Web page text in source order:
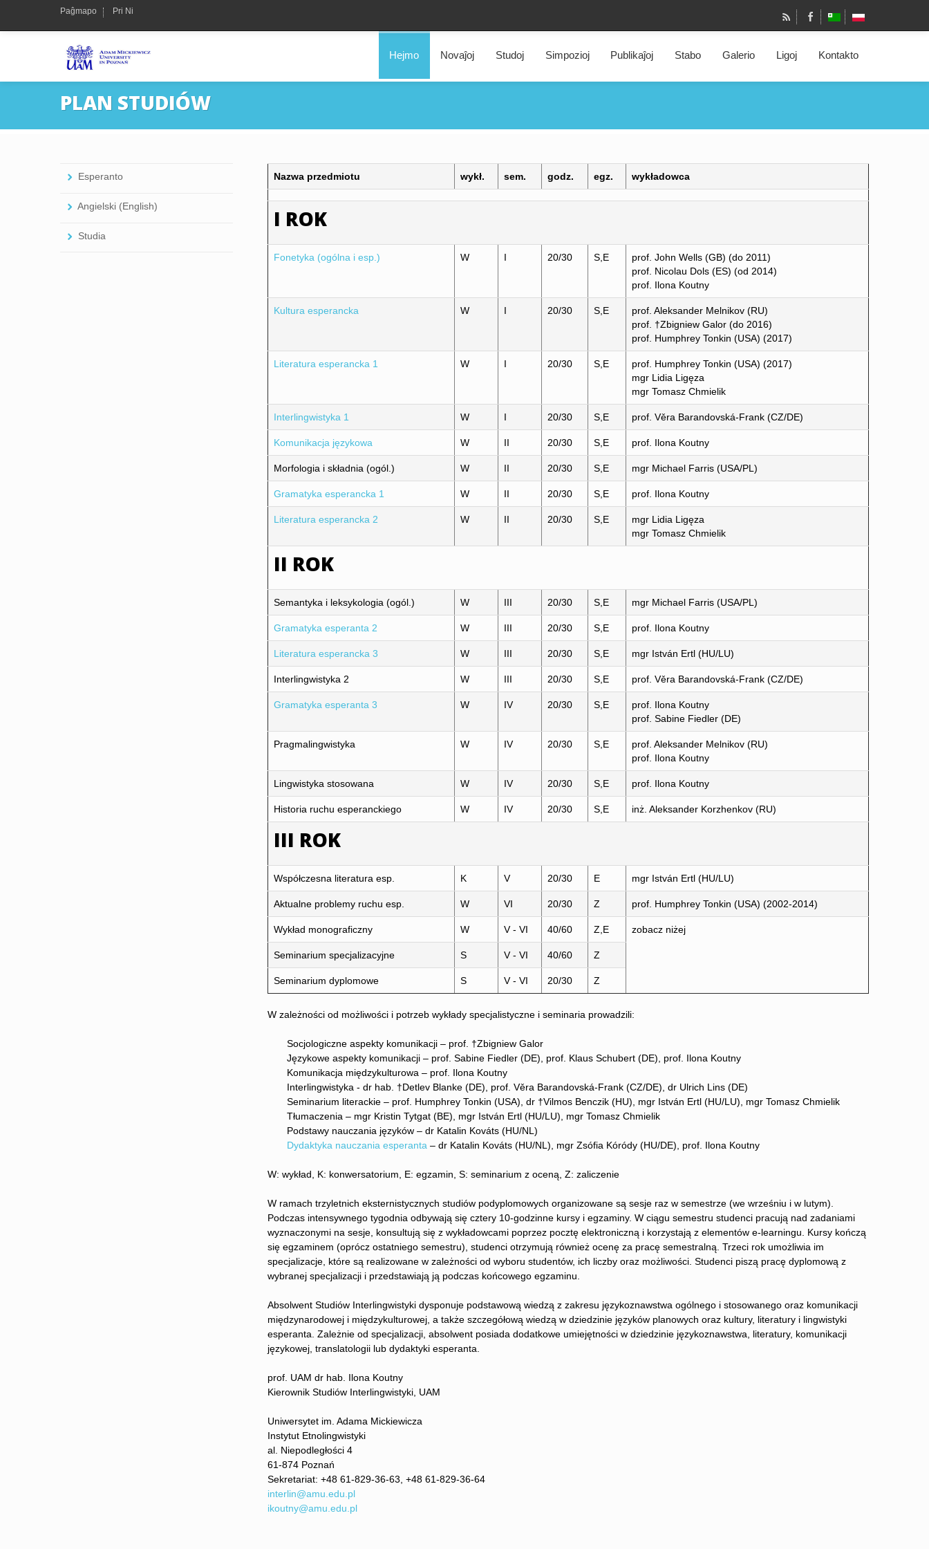
Paĝmapo Pri Ni
Hejmo Novaĵoj Studoj Simpozioj Publikaĵoj Stabo Galerio Ligoj Kontakto
PLAN STUDIÓW
Esperanto
Angielski (English)
Studia
Nazwa przedmiotu wykł. sem. godz. egz. wykładowca
I ROK
Fonetyka (ogólna i esp.) W I 20/30 S,E
prof. John Wells (GB) (do 2011)
prof. Nicolau Dols (ES) (od 2014)
prof. Ilona Koutny
Kultura esperancka W I 20/30 S,E
prof. Aleksander Melnikov (RU)
prof. †Zbigniew Galor (do 2016)
prof. Humphrey Tonkin (USA) (2017)
Literatura esperancka 1 W I 20/30 S,E
prof. Humphrey Tonkin (USA) (2017)
mgr Lidia Ligęza
mgr Tomasz Chmielik
Interlingwistyka 1 W I 20/30 S,E prof. Věra Barandovská-Frank (CZ/DE)
Komunikacja językowa W II 20/30 S,E prof. Ilona Koutny
Morfologia i składnia (ogól.) W II 20/30 S,E mgr Michael Farris (USA/PL)
Gramatyka esperancka 1 W II 20/30 S,E prof. Ilona Koutny
Literatura esperancka 2 W II 20/30 S,E
mgr Lidia Ligęza
mgr Tomasz Chmielik
II ROK
Semantyka i leksykologia (ogól.) W III 20/30 S,E mgr Michael Farris (USA/PL)
Gramatyka esperanta 2 W III 20/30 S,E prof. Ilona Koutny
Literatura esperancka 3 W III 20/30 S,E mgr István Ertl (HU/LU)
Interlingwistyka 2 W III 20/30 S,E prof. Věra Barandovská-Frank (CZ/DE)
Gramatyka esperanta 3 W IV 20/30 S,E
prof. Ilona Koutny
prof. Sabine Fiedler (DE)
Pragmalingwistyka W IV 20/30 S,E
prof. Aleksander Melnikov (RU)
prof. Ilona Koutny
Lingwistyka stosowana W IV 20/30 S,E prof. Ilona Koutny
Historia ruchu esperanckiego W IV 20/30 S,E inż. Aleksander Korzhenkov (RU)
III ROK
Współczesna literatura esp. K V 20/30 E mgr István Ertl (HU/LU)
Aktualne problemy ruchu esp. W VI 20/30 Z prof. Humphrey Tonkin (USA) (2002-2014)
Wykład monograficzny W V - VI 40/60 Z,E zobacz niżej
Seminarium specjalizacyjne S V - VI 40/60 Z
Seminarium dyplomowe S V - VI 20/30 Z
W zależności od możliwości i potrzeb wykłady specjalistyczne i seminaria prowadzili:
Socjologiczne aspekty komunikacji – prof. †Zbigniew Galor
Językowe aspekty komunikacji – prof. Sabine Fiedler (DE), prof. Klaus Schubert (DE), prof. Ilona Koutny
Komunikacja międzykulturowa – prof. Ilona Koutny
Interlingwistyka - dr hab. †Detlev Blanke (DE), prof. Věra Barandovská-Frank (CZ/DE), dr Ulrich Lins (DE)
Seminarium literackie – prof. Humphrey Tonkin (USA), dr †Vilmos Benczik (HU), mgr István Ertl (HU/LU), mgr Tomasz Chmielik
Tłumaczenia – mgr Kristin Tytgat (BE), mgr István Ertl (HU/LU), mgr Tomasz Chmielik
Podstawy nauczania języków – dr Katalin Kováts (HU/NL)
Dydaktyka nauczania esperanta – dr Katalin Kováts (HU/NL), mgr Zsófia Kóródy (HU/DE), prof. Ilona Koutny
W: wykład, K: konwersatorium, E: egzamin, S: seminarium z oceną, Z: zaliczenie
W ramach trzyletnich eksternistycznych studiów podyplomowych organizowane są sesje raz w semestrze (we wrześniu i w lutym).
Podczas intensywnego tygodnia odbywają się cztery 10-godzinne kursy i egzaminy. W ciągu semestru studenci pracują nad zadaniami
wyznaczonymi na sesje, konsultują się z wykładowcami poprzez pocztę elektroniczną i korzystają z elementów e-learningu. Kursy kończą
się egzaminem (oprócz ostatniego semestru), studenci otrzymują również ocenę za pracę semestralną. Trzeci rok umożliwia im
specjalizacje, które są realizowane w zależności od wyboru studentów, ich liczby oraz możliwości. Studenci piszą pracę dyplomową z
wybranej specjalizacji i przedstawiają ją podczas końcowego egzaminu.
Absolwent Studiów Interlingwistyki dysponuje podstawową wiedzą z zakresu językoznawstwa ogólnego i stosowanego oraz komunikacji
międzynarodowej i międzykulturowej, a także szczegółową wiedzą w dziedzinie języków planowych oraz kultury, literatury i lingwistyki
esperanta. Zależnie od specjalizacji, absolwent posiada dodatkowe umiejętności w dziedzinie językoznawstwa, literatury, komunikacji
językowej, translatologii lub dydaktyki esperanta.
prof. UAM dr hab. Ilona Koutny
Kierownik Studiów Interlingwistyki, UAM
Uniwersytet im. Adama Mickiewicza
Instytut Etnolingwistyki
al. Niepodległości 4
61-874 Poznań
Sekretariat: +48 61-829-36-63, +48 61-829-36-64
interlin@amu.edu.pl
ikoutny@amu.edu.pl